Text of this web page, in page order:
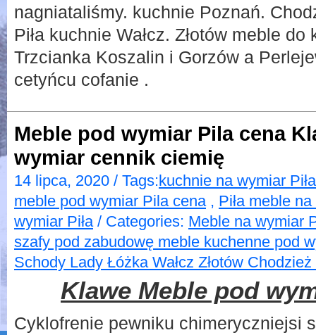
nagniataliśmy. kuchnie Poznań.
Piła kuchnie Wałcz. Złotów meble
Trzcianka Koszalin i Gorzów a
cetyńcu cofanie .
Meble pod wymiar Pila cena
wymiar cennik ciemię
14 lipca, 2020 / Tags:kuchnie na wymiar Piła
meble pod wymiar Pila cena, Piła meble
wymiar Piła/ Categories: Meble na wymiar
szafy pod zabudowę meble kuchenne pod
Schody Lady Łóżka Wałcz Złotów
Klawe Meble pod
Cyklofrenie pewniku chimeryczniejsi